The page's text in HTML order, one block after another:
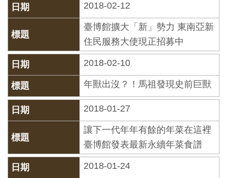
便
民
務
政
府
公
開
訊
2018-02-12
臺博館擴大「新」勢力 東南亞新
住民服務大使現正招募中
2018-02-10
年獸出沒？！馬祖發現史前巨獸
2018-01-27
讓下一代年年有餘的年菜在這裡
臺博館發表最新永續年菜食譜
2018-01-24